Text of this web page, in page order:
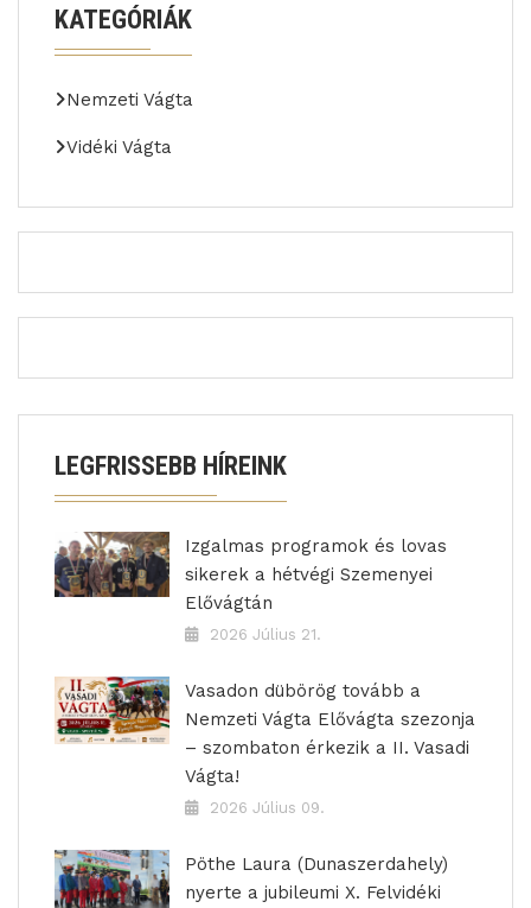
KATEGÓRIÁK
Nemzeti Vágta
Vidéki Vágta
LEGFRISSEBB HÍREINK
Izgalmas programok és lovas
sikerek a hétvégi Szemenyei
Elővágtán
2026 Július 21.
Vasadon dübörög tovább a
Nemzeti Vágta Elővágta szezonja
– szombaton érkezik a II. Vasadi
Vágta!
2026 Július 09.
Pöthe Laura (Dunaszerdahely)
nyerte a jubileumi X. Felvidéki